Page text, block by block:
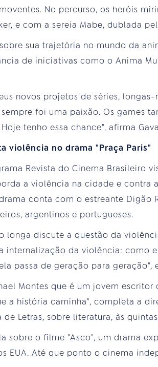
No percurso, os heróis
e com a sereia Mabe, dublada
sua trajetória no mundo da
de iniciativas como o Anima
novos projetos de séries,
foi uma paixão. Os games
tenho essa chance", afirma
violência no drama "Praça Paris"
Revista do Cinema Brasileiro
a violência na cidade e contra
conta com o estreante Digão
argentinos e portugueses.
longa discute a questão da
internalização da violência: como
passa de geração para geração",
Montes que é um jovem
a história caminha", completa a
Letras, sobre literatura, às
sobre o filme "Asco", um drama
EUA. Até que ponto o cinema